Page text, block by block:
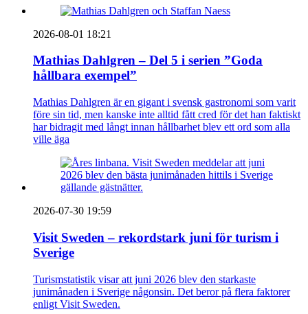
2026-08-01 18:21
Mathias Dahlgren – Del 5 i serien ”Goda
hållbara exempel”
Mathias Dahlgren är en gigant i svensk gastronomi som varit
före sin tid, men kanske inte alltid fått cred för det han faktiskt
har bidragit med långt innan hållbarhet blev ett ord som alla
ville äga
2026-07-30 19:59
Visit Sweden – rekordstark juni för turism i
Sverige
Turismstatistik visar att juni 2026 blev den starkaste
junimånaden i Sverige någonsin. Det beror på flera faktorer
enligt Visit Sweden.